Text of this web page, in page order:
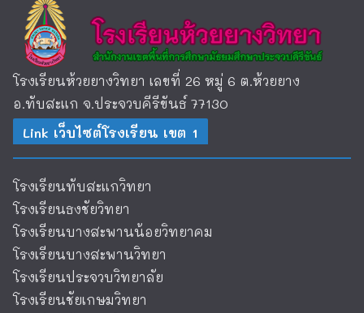
โรงเรียนห้วยยางวิทยา เลขที่ 26 หมู่ 6 ต.ห้วยยาง
อ.ทับสะแก จ.ประจวบคีรีขันธ์ 77130
Link เว็บไซต์โรงเรียน เขต 1
โรงเรียนทับสะแกวิทยา
โรงเรียนธงชัยวิทยา
โรงเรียนบางสะพานน้อยวิทยาคม
โรงเรียนบางสะพานวิทยา
โรงเรียนประจวบวิทยาลัย
โรงเรียนชัยเกษมวิทยา